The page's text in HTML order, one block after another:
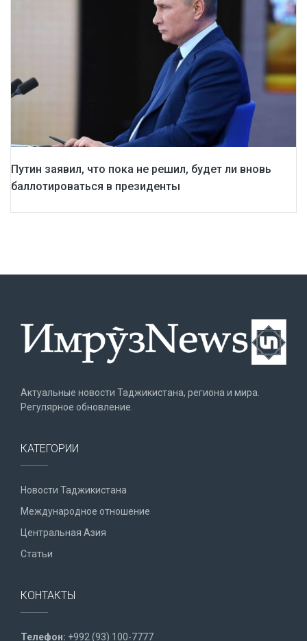
Путин заявил, что пока не решил, будет ли вновь
баллотироваться в президенты
Актуальные новости Таджикистана, региона и мира.
Регулярное обновление.
КАТЕГОРИИ
Новости Таджикистана
Международное отношение
Центральная Азия
Статьи
КОНТАКТЫ
Телефон: +992 (93) 100-7777